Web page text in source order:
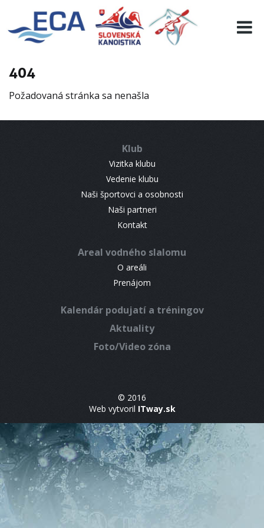
404
Požadovaná stránka sa nenašla
Klub
Vizitka klubu
Vedenie klubu
Naši športovci a osobnosti
Naši partneri
Kontakt
Areal vodného slalomu
O areáli
Prenájom
Kalendár podujatí a tréningov
Aktuality
Foto/Video zóna
© 2016
Web vytvoril ITway.sk
EURO 19
INFO
RESULTS
CONTACT